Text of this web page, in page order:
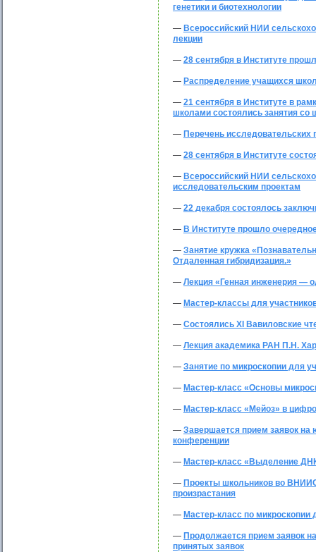
генетики и биотехнологии
— Всероссийский НИИ
лекции
— 28 сентября в Институте
— Распределение учащихся
— 21 сентября в Институте в
школами состоялись занятия со
— Перечень
— 28 сентября в Институте
— Всероссийский НИИ
исследовательским проектам
— 22 декабря состоялось
— В Институте прошло
— Занятие кружка
Отдаленная гибридизация.»
— Лекция «Генная инженерия —
— Мастер-классы для
— Состоялись XI Вавиловские
— Лекция академика РАН П.Н.
— Занятие по микроскопии для
— Мастер-класс «Основы
— Мастер-класс «Мейоз» в
— Завершается прием заявок
конференции
— Мастер-класс «Выделение
— Проекты школьников во
произрастания
— Мастер-класс по микроскопии
— Продолжается прием заявок
принятых заявок